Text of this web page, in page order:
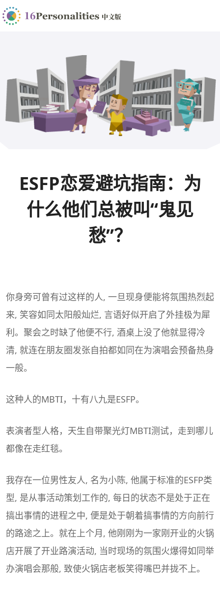
ESFP恋爱避坑指南：为
什么他们总被叫“鬼见
愁”？
你身旁可曾有过这样的人, 一旦现身便能将氛围热烈起
来, 笑容如同太阳般灿烂, 言语好似开启了外挂极为犀
利。聚会之时缺了他便不行, 酒桌上没了他就显得冷
清, 就连在朋友圈发张自拍都如同在为演唱会预备热身
一般。
这种人的MBTI，十有八九是ESFP。
表演者型人格，天生自带聚光灯MBTI测试，走到哪儿
都像在走红毯。
我存在一位男性友人, 名为小陈, 他属于标准的ESFP类
型, 是从事活动策划工作的, 每日的状态不是处于正在
搞出事情的进程之中, 便是处于朝着搞事情的方向前行
的路途之上。就在上个月, 他刚刚为一家刚开业的火锅
店开展了开业路演活动, 当时现场的氛围火爆得如同举
办演唱会那般, 致使火锅店老板笑得嘴巴并拢不上。